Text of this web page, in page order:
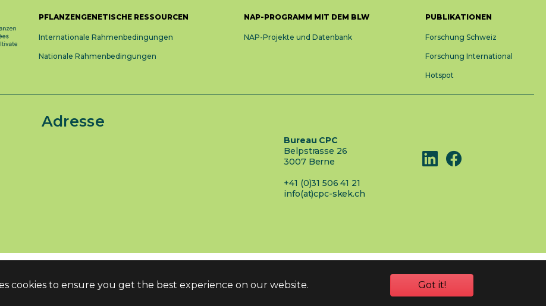
cookies to ensure you get the best experience on our website. Got it!
PFLANZENGENETISCHE RESSOURCEN
Internationale Rahmenbedingungen
Nationale Rahmenbedingungen
NAP-PROGRAMM MIT DEM BLW
NAP-Projekte und Datenbank
PUBLIKATIONEN
Forschung Schweiz
Forschung International
Hotspot
Adresse
Bureau CPC
Belpstrasse 26
3007 Berne
+41 (0)31 506 41 21
info(at)cpc-skek.ch